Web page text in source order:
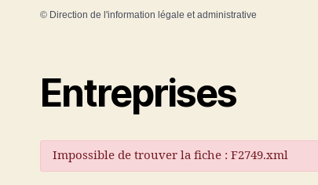
© Direction de l'information légale et administrative
Entreprises
Impossible de trouver la fiche : F2749.xml